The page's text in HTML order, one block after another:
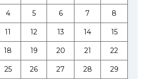
4 5 6 7 8
11 12 13 14 15
18 19 20 21 22
25 26 27 28 29